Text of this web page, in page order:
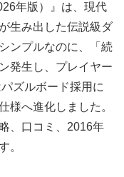
年版）』は、現代
生み出した伝説級ダ
ンプルなのに、「続
発生し、プレイヤー
ズルボード採用に
様へ進化しました。
、口コミ、2016年
。